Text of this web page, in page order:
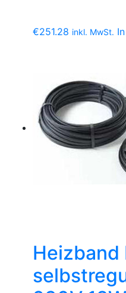
€251.28 inkl. MwSt.
Heizband